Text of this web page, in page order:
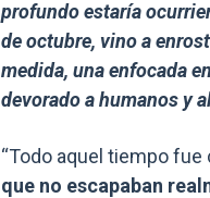
profundo estaría
de octubre, vino a
medida, una enfocada
devorado a humanos y
“Todo aquel tiempo
que no escapaban